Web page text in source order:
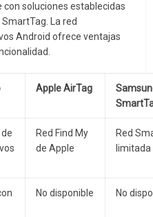
soluciones establecidas
La red
Android ofrece ventajas
Apple AirTag
Red Find My
de Apple
Red
limitada
No disponible No